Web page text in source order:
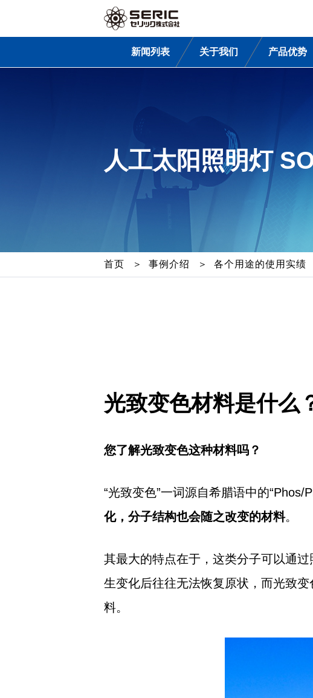
新闻列表 关于我们 产品优势
人工太阳照明灯
首页 事例介绍 各个用途的使用实绩
光致变色材料是什么
您了解光致变色这种材料吗？
“光致变色”一词源自希腊语中的“Phos/
化，分子结构也会随之改变的材料。
其最大的特点在于，这类分子可以通
生变化后往往无法恢复原状，而光致
料。